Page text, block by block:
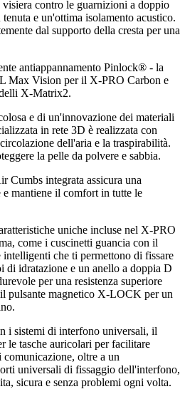
visiera contro le guarnizioni a doppio
e un'ottima isolamento acustico.
dal supporto della cresta per una
antiappannamento Pinlock® - la
Max Vision per il X-PRO Carbon e
X-Matrix2.
e di un'innovazione dei materiali
in rete 3D è realizzata con
dell'aria e la traspirabilità.
la pelle da polvere e sabbia.
Cumbs integrata assicura una
mantiene il comfort in tutte le
uniche incluse nel X-PRO
come i cuscinetti guancia con il
che ti permettono di fissare
di idratazione e un anello a doppia D
per una resistenza superiore
pulsante magnetico X-LOCK per un
i sistemi di interfono universali, il
le tasche auricolari per facilitare
oltre a un
universali di fissaggio dell'interfono,
sicura e senza problemi ogni volta.